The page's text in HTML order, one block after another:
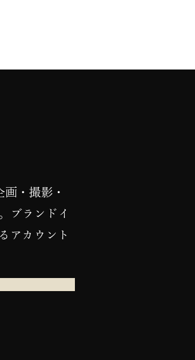
・撮影・
ブランドイ
アカウント